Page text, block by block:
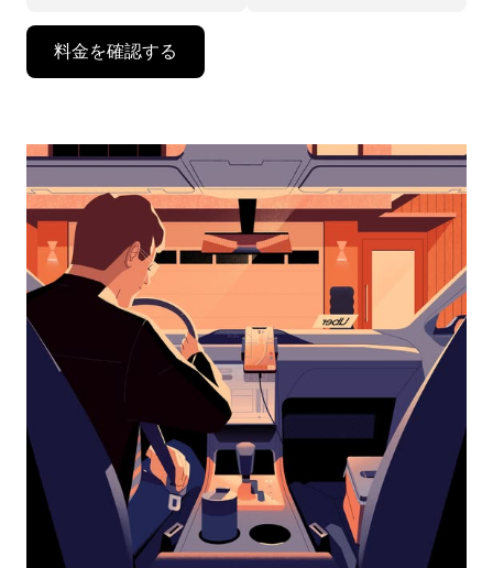
で
ン
ダ
ー
を
操
作
し、
を
選
択
す。
料金を確認する